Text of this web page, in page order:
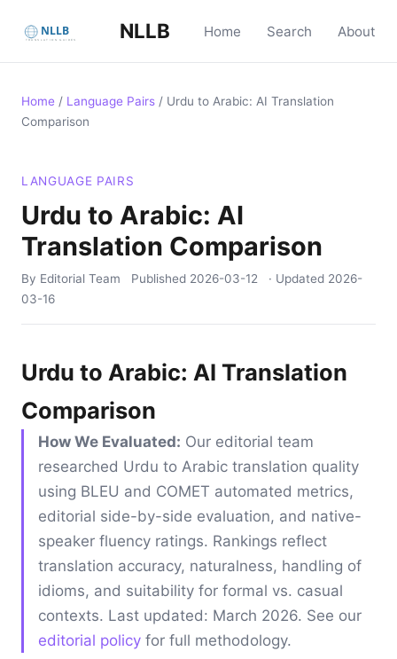
NLLB Home Search About
Home / Language Pairs / Urdu to Arabic: AI Translation
Comparison
LANGUAGE PAIRS
Urdu to Arabic: AI
Translation Comparison
By Editorial Team Published 2026-03-12 · Updated 2026-
03-16
Urdu to Arabic: AI Translation
Comparison
How We Evaluated: Our editorial team
researched Urdu to Arabic translation quality
using BLEU and COMET automated metrics,
editorial side-by-side evaluation, and native-
speaker fluency ratings. Rankings reflect
translation accuracy, naturalness, handling of
idioms, and suitability for formal vs. casual
contexts. Last updated: March 2026. See our
editorial policy for full methodology.